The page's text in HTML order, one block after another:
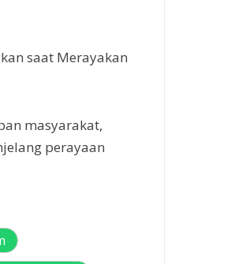
saat Merayakan
masyarakat,
perayaan